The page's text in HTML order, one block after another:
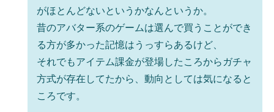
がほとんどないというかなんというか。
昔のアバター系のゲームは選んで買うことができ
る方が多かった記憶はうっすらあるけど、
それでもアイテム課金が登場したころからガチャ
方式が存在してたから、動向としては気になると
ころです。